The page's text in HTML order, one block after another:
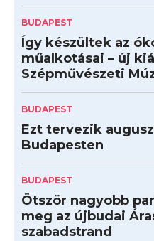
BUDAPEST
Így készültek az
műalkotásai – új
Szépművészeti
BUDAPEST
Ezt tervezik
Budapesten
BUDAPEST
Ötször nagyobb
meg az újbudai
szabadstrand